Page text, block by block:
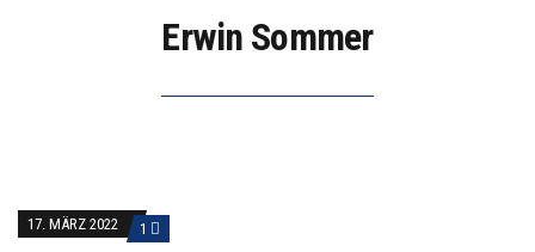
Erwin Sommer
17. MÄRZ 2022 1